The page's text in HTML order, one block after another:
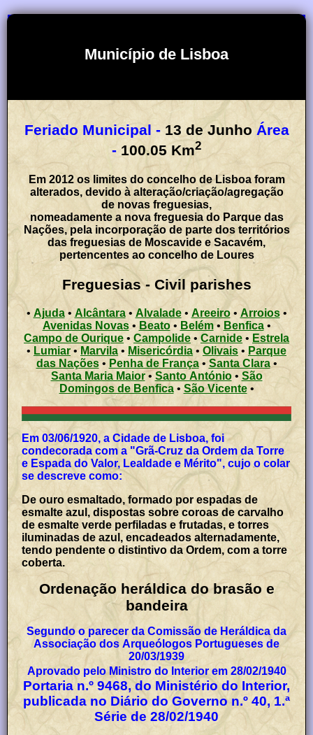
Município de Lisboa
Feriado Municipal - 13 de Junho Área
- 100.05 Km2
Em 2012 os limites do concelho de Lisboa foram
alterados, devido à alteração/criação/agregação
de novas freguesias,
nomeadamente a nova freguesia do Parque das
Nações, pela incorporação de parte dos territórios
das freguesias de Moscavide e Sacavém,
pertencentes ao concelho de Loures
Freguesias - Civil parishes
• Ajuda• Alcântara•Alvalade• Areeiro • Arroios•
Avenidas Novas• Beato• Belém• Benfica•
Campo de Ourique • Campolide •Carnide • Estrela
• Lumiar •Marvila • Misericórdia • Olivais • Parque
das Nações • Penha de França•Santa Clara•
Santa Maria Maior• Santo António• São
Domingos de Benfica• São Vicente•
Em 03/06/1920, a Cidade de Lisboa, foi
condecorada com a "Grã-Cruz da Ordem da Torre
e Espada do Valor, Lealdade e Mérito", cujo o colar
se descreve como:
De ouro esmaltado, formado por espadas de
esmalte azul, dispostas sobre coroas de carvalho
de esmalte verde perfiladas e frutadas, e torres
iluminadas de azul, encadeados alternadamente,
tendo pendente o distintivo da Ordem, com a torre
coberta.
Ordenação heráldica do brasão e
bandeira
Segundo o parecer da Comissão de Heráldica da
Associação dos Arqueólogos Portugueses de
20/03/1939
Aprovado pelo Ministro do Interior em 28/02/1940
Portaria n.º 9468, do Ministério do Interior,
publicada no Diário do Governo n.º 40, 1.ª
Série de 28/02/1940